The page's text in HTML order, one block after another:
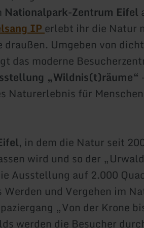
Nationalpark-Zentrum Eifel
IPerlebt ihr die Natur
Umgeben von
das moderne
„Wildnis(t)räume“
Naturerlebnis für
, in dem die Natur seit
wird und so der
Ausstellung auf 2.000
und Vergehen im
„Von der Krone
werden die Besucher